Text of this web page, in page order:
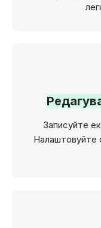
Записуйте
Налаштовуйте